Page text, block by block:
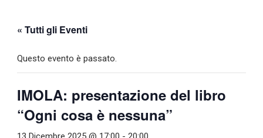
« Tutti gli Eventi
Questo evento è passato.
IMOLA: presentazione del libro
“Ogni cosa è nessuna”